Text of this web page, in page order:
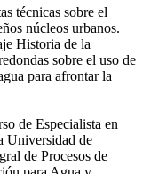
técnicas sobre el
núcleos urbanos.
Historia de la
sobre el uso de
para afrontar la
de Especialista en
Universidad de
de Procesos de